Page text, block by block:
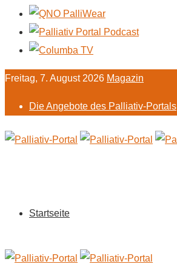
Freitag, 7. August 2026 Magazin
Die Angebote des Palliativ-Portals
Startseite